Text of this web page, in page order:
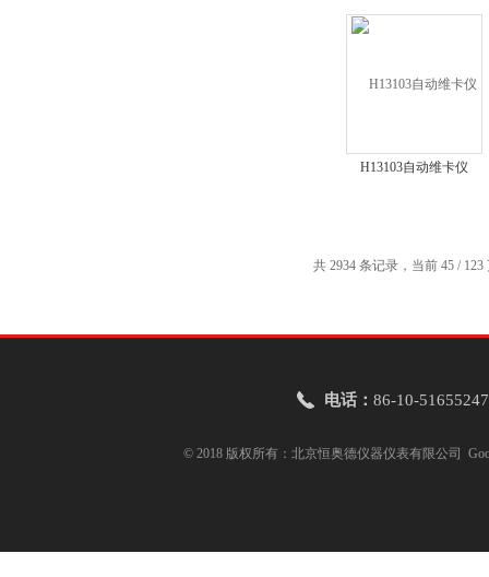
H13103自动维卡仪
共 2934 条记录，当前 45 /
电话： 86-10-51655247
© 2018 版权所有：北京恒奥德仪器仪表有限公司